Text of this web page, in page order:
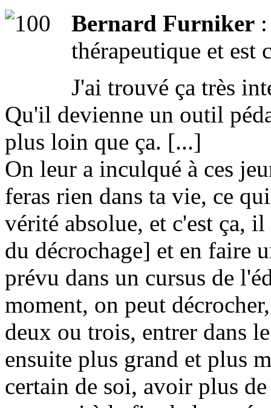
Bernard Furniker
thérapeutique et est
J'ai trouvé ça très
Qu'il devienne un outil
plus loin que ça. [...]
On leur a inculqué à ces
feras rien dans ta vie, ce
vérité absolue, et c'est ça,
du décrochage] et en faire
prévu dans un cursus de
moment, on peut
deux ou trois, entrer dans
ensuite plus grand et plus
certain de soi, avoir plus